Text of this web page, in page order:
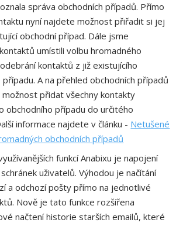
správa obchodních případů. Přímo
nyní najdete možnost přiřadit si jej
obchodní případ. Dále jsme
umístili volbu hromadného
kontaktů z již existujícího
případu. A na přehled obchodních případů
možnost přidat všechny kontakty
obchodního případu do určitého
informace najdete v článku - Netušené
obchodních případů
funkcí Anabixu je napojení
uživatelů. Výhodou je načítání
a odchozí pošty přímo na jednotlivé
Nově je tato funkce rozšířena
načtení historie starších emailů, které